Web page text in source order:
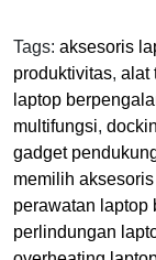
Tags: aksesoris
produktivitas, alat
laptop
multifungsi,
gadget
memilih
perawatan laptop
perlindungan